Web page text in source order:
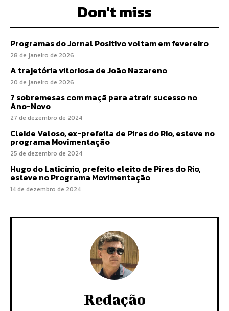
Don't miss
Programas do Jornal Positivo voltam em fevereiro
28 de janeiro de 2026
A trajetória vitoriosa de João Nazareno
20 de janeiro de 2026
7 sobremesas com maçã para atrair sucesso no
Ano-Novo
27 de dezembro de 2024
Cleide Veloso, ex-prefeita de Pires do Rio, esteve no
programa Movimentação
25 de dezembro de 2024
Hugo do Laticínio, prefeito eleito de Pires do Rio,
esteve no Programa Movimentação
14 de dezembro de 2024
Redação